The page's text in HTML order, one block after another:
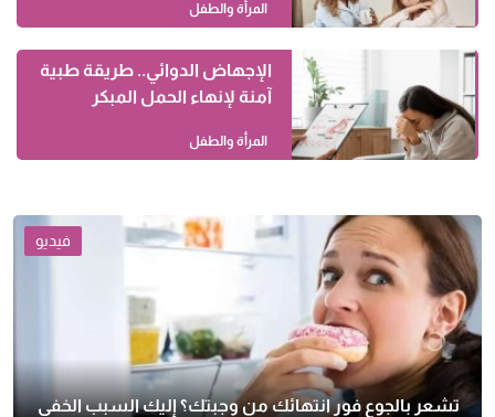
المرأة والطفل
الإجهاض الدوائي.. طريقة طبية
آمنة لإنهاء الحمل المبكر
المرأة والطفل
فيديو
تشعر بالجوع فور انتهائك من وجبتك؟ إليك السبب الخفي